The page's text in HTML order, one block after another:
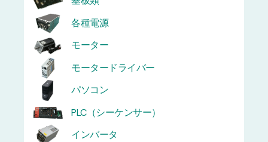
各種電源
モーター
モータードライバー
パソコン
PLC（シーケンサー）
インバータ